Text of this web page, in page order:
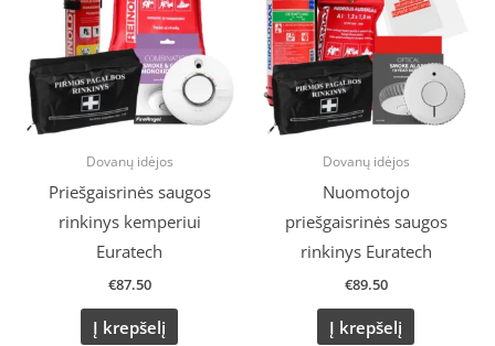
Dovanų idėjos
Priešgaisrinės saugos
rinkinys kemperiui
Euratech
€87.50
Į krepšelį
Dovanų idėjos
Nuomotojo
priešgaisrinės saugos
rinkinys Euratech
€89.50
Į krepšelį